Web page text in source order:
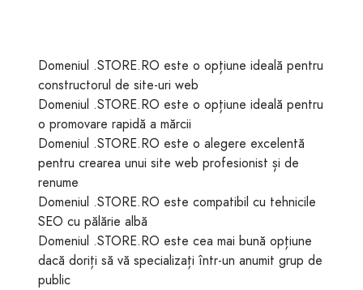
Domeniul .STORE.RO este o opțiune ideală pentru
constructorul de site-uri web
Domeniul .STORE.RO este o opțiune ideală pentru
o promovare rapidă a mărcii
Domeniul .STORE.RO este o alegere excelentă
pentru crearea unui site web profesionist și de
renume
Domeniul .STORE.RO este compatibil cu tehnicile
SEO cu pălărie albă
Domeniul .STORE.RO este cea mai bună opțiune
dacă doriți să vă specializați într-un anumit grup de
public